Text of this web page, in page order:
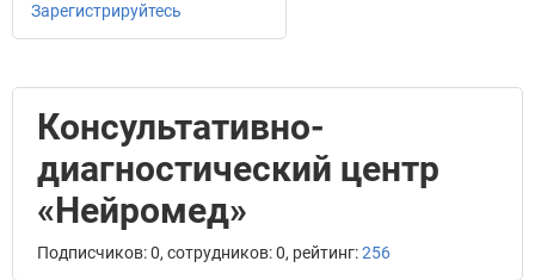
Зарегистрируйтесь
Консультативно-
диагностический центр
«Нейромед»
Подписчиков: 0, сотрудников: 0, рейтинг:256